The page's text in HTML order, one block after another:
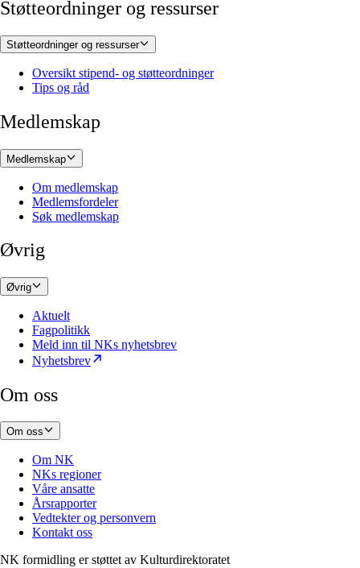
Støtteordninger og ressurser
Støtteordninger og ressurser
Oversikt stipend- og støtteordninger
Tips og råd
Medlemskap
Medlemskap
Om medlemskap
Medlemsfordeler
Søk medlemskap
Øvrig
Øvrig
Aktuelt
Fagpolitikk
Meld inn til NKs nyhetsbrev
Nyhetsbrev
Om oss
Om oss
Om NK
NKs regioner
Våre ansatte
Årsrapporter
Vedtekter og personvern
Kontakt oss
NK formidling er støttet av Kulturdirektoratet